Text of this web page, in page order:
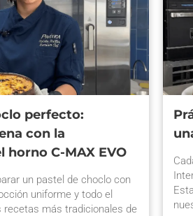
perfecto:
con la
horno C-MAX EVO
un pastel de choclo con
uniforme y todo el
recetas más tradicionales de